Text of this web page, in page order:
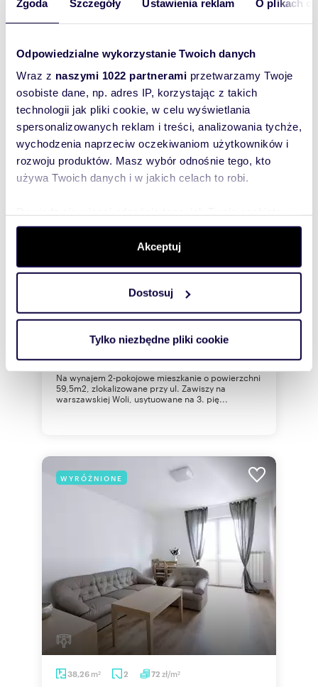
Zgoda Szczegóły Ustawienia reklam O plikach
Odpowiedzialne wykorzystanie Twoich danych
Wraz z naszymi 1022 partnerami przetwarzamy Twoje
osobiste dane, np. adres IP, korzystając z takich
technologii jak pliki cookie, w celu wyświetlania
spersonalizowanych reklam i treści, analizowania tychże,
wychodzenia naprzeciw oczekiwaniom użytkowników i
rozwoju produktów. Masz wybór odnośnie tego, kto
używa Twoich danych i w jakich celach to robi.
dane są przetwarzane oraz ustaw własne preferencje w
. W Deklaracji plików cookie możesz
zmienić lub wycofać swoją zgodę w dowolnej chwili.
Wykorzystujemy pliki cookie do spersonalizowania treści
i reklam, aby oferować funkcje społecznościowe i
korzystasz z naszej witryny, udostępniamy partnerom
Partnerzy mogą połączyć te informacje z innymi danymi
otrzymanymi od Ciebie lub uzyskanymi podczas
Akceptuj
Dostosuj
Tylko niezbędne pliki cookie
powiat:Warszawa gmina:
Wola
Wolaulica:Wolska
Podobne oferty w tej lokalizacji
WYRÓŻNIONE
59,50m 2 76zł/m
na Woli z garażem
4 500 zł/mc + czynsz: 1 080 zł
mieszkanie Warszawa, Wola, Młynów,
Zawiszy
Na wynajem 2-pokojowe mieszkanie o powierzchni
59,5m2, zlokalizowane przy ul. Zawiszy na
warszawskiej Woli, usytuowane na 3. pię...
WYRÓŻNIONE
38,26 m2 2 72 zł/m2